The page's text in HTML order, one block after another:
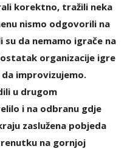
korektno, tražili neka
nismo odgovorili na
da nemamo igrače na
organizacije igre
improvizujemo.
u drugom
i na odbranu gdje
zaslužena pobjeda
na gornjoj